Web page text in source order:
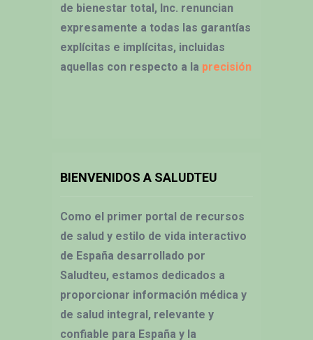
de bienestar total, Inc. renuncian
expresamente a todas las garantías
explícitas e implícitas, incluidas
aquellas con respecto a la precisión
BIENVENIDOS A SALUDTEU
Como el primer portal de recursos
de salud y estilo de vida interactivo
de España desarrollado por
Saludteu, estamos dedicados a
proporcionar información médica y
de salud integral, relevante y
confiable para España y la